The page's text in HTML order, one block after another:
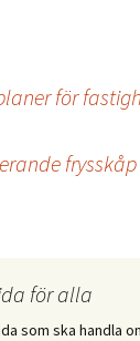
för
för alla
som ska handla